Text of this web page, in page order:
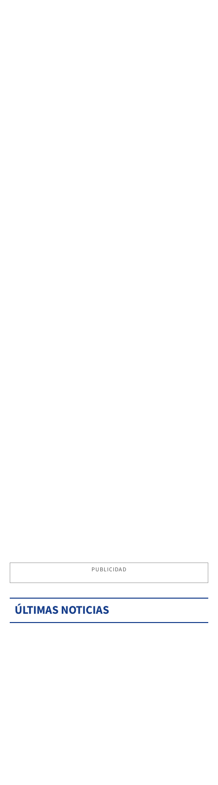
PUBLICIDAD
ÚLTIMAS NOTICIAS